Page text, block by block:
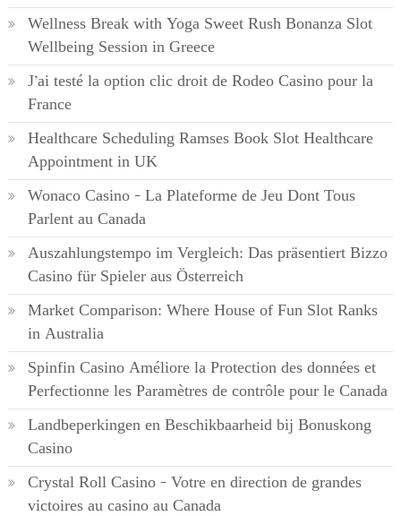
Wellness Break with Yoga Sweet Rush Bonanza Slot
Wellbeing Session in Greece
J’ai testé la option clic droit de Rodeo Casino pour la
France
Healthcare Scheduling Ramses Book Slot Healthcare
Appointment in UK
Wonaco Casino – La Plateforme de Jeu Dont Tous
Parlent au Canada
Auszahlungstempo im Vergleich: Das präsentiert Bizzo
Casino für Spieler aus Österreich
Market Comparison: Where House of Fun Slot Ranks
in Australia
Spinfin Casino Améliore la Protection des données et
Perfectionne les Paramètres de contrôle pour le Canada
Landbeperkingen en Beschikbaarheid bij Bonuskong
Casino
Crystal Roll Casino – Votre en direction de grandes
victoires au casino au Canada